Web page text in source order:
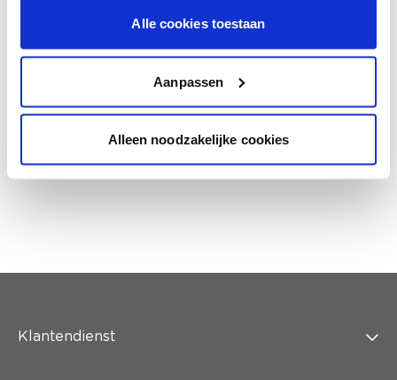
Alle cookies toestaan
Aanpassen
Alleen noodzakelijke cookies
en je meubels.
Krijg ineens een technologische check-up
van je muren.
Klantendienst